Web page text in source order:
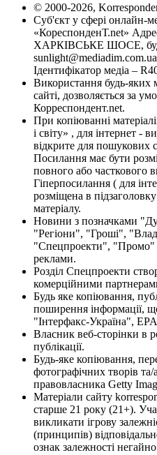
© 2000-2026,
Суб'єкт у сфері онлайн-
«КореспонденТ.net»
ХАРКІВСЬКЕ ШОСЕ,
sunlight@mediadim.com.ua
Ідентифікатор медіа –
Використання будь-яких
сайті, дозволяється за
Корреспондент.net.
При копіюванні
і світу» , для інтернет -
відкрите для пошукових
Посилання має бути
повного або часткового
Гіперпосилання ( для
розміщена в
матеріалу.
Новини з позначками
"Регіони", "Гроші",
"Спецпроекти", "Промо"
реклами.
Розділ Спецпроекти
комерційними
Будь яке копіювання,
поширення інформації,
"Інтерфакс-Україна",
Власник веб-сторінки в
публікації.
Будь-яке копіювання,
фотографічних творів та/
правовласника Getty
Матеріали сайту
старше 21 року (21+).
викликати ігрову
(принципів)
ознак залежності негайно